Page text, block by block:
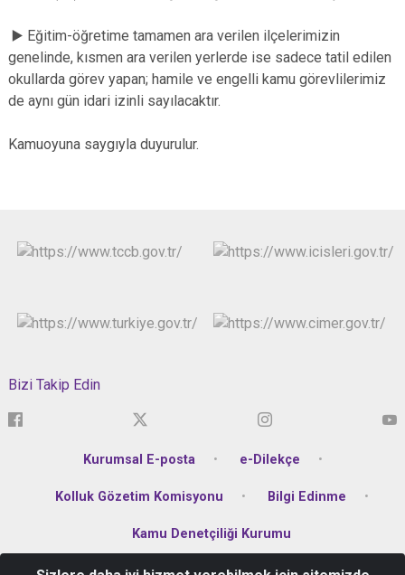
▶️ Eğitim-öğretime tamamen ara verilen ilçelerimizin
genelinde, kısmen ara verilen yerlerde ise sadece tatil edilen
okullarda görev yapan; hamile ve engelli kamu görevlilerimiz
de aynı gün idari izinli sayılacaktır.
Kamuoyuna saygıyla duyurulur.
Bizi Takip Edin
Kurumsal E-posta e-Dilekçe
Kolluk Gözetim Komisyonu Bilgi Edinme
Kamu Denetçiliği Kurumu